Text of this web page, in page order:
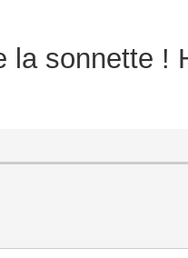
la sonnette !